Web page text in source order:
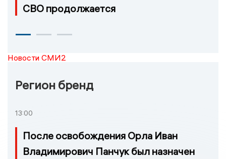
СВО продолжается
Новости СМИ2
Регион бренд
13:00
После освобождения Орла Иван
Владимирович Панчук был назначен